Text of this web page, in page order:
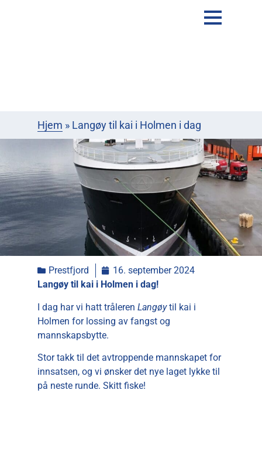
Hjem » Langøy til kai i Holmen i dag
Prestfjord
16. september 2024
Langøy til kai i Holmen i dag!
I dag har vi hatt tråleren Langøytil kai i
Holmen for lossing av fangst og
mannskapsbytte.
Stor takk til det avtroppende mannskapet for
innsatsen, og vi ønsker det nye laget lykke til
på neste runde. Skitt fiske!